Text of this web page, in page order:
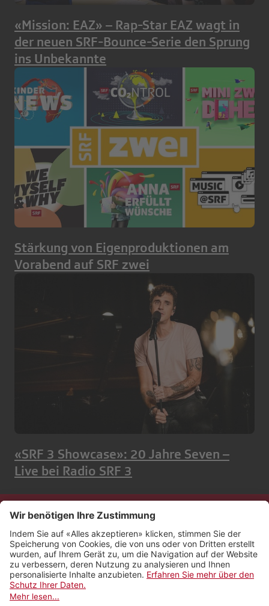
«Mission: EAZ» – Rap-Star EAZ wagt in
der neuen SRF-Bounce-Serie den Sprung
ins Unbekannte
Stärkung von Eigenproduktionen am
Vorabend auf SRF zwei
«SRF 3 Showcase»: 20 Jahre Seven –
Live bei Radio SRF 3
Kontakt
Impressum
Rechtliches
Netiquette